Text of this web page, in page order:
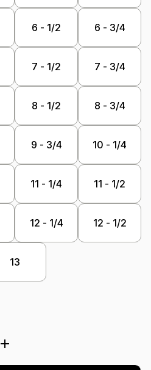
6 - 1/2 6 - 3/4
7 - 1/2 7 - 3/4
8 - 1/2 8 - 3/4
9 - 3/4 10 - 1/4
11 - 1/4 11 - 1/2
12 - 1/4 12 - 1/2
13
add